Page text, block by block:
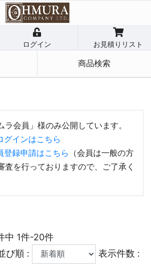
ログイン お見積りリスト
商品検索
ラ会員」様のみ公開しています。
グインはこちら
登録申請はこちら （会員は一般の方
査を行っておりますので、ご了承く
中 1件-20件
び順 : 表示件数 :